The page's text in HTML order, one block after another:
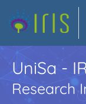
UniSa -
Research